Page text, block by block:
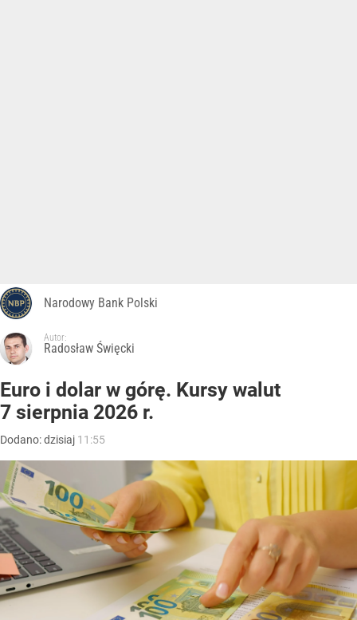
Narodowy Bank Polski
Autor:
Radosław Święcki
Euro i dolar w górę. Kursy walut
7 sierpnia 2026 r.
Dodano:dzisiaj 11:55